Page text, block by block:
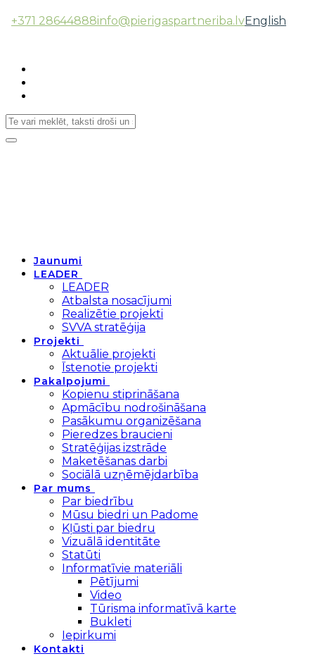
+371 28644888info@pierigaspartneriba.lvEnglish
Toggle
Jaunumi
LEADER
LEADER
Atbalsta nosacījumi
Realizētie projekti
SVVA stratēģija
Projekti
Aktuālie projekti
Īstenotie projekti
Pakalpojumi
Kopienu stiprināšana
Apmācību nodrošināšana
Pasākumu organizēšana
Pieredzes braucieni
Stratēģijas izstrāde
Maketēšanas darbi
Sociālā uzņēmējdarbība
Par mums
Par biedrību
Mūsu biedri un Padome
Kļūsti par biedru
Vizuālā identitāte
Statūti
Informatīvie materiāli
Pētījumi
Video
Tūrisma informatīvā karte
Bukleti
Iepirkumi
Kontakti